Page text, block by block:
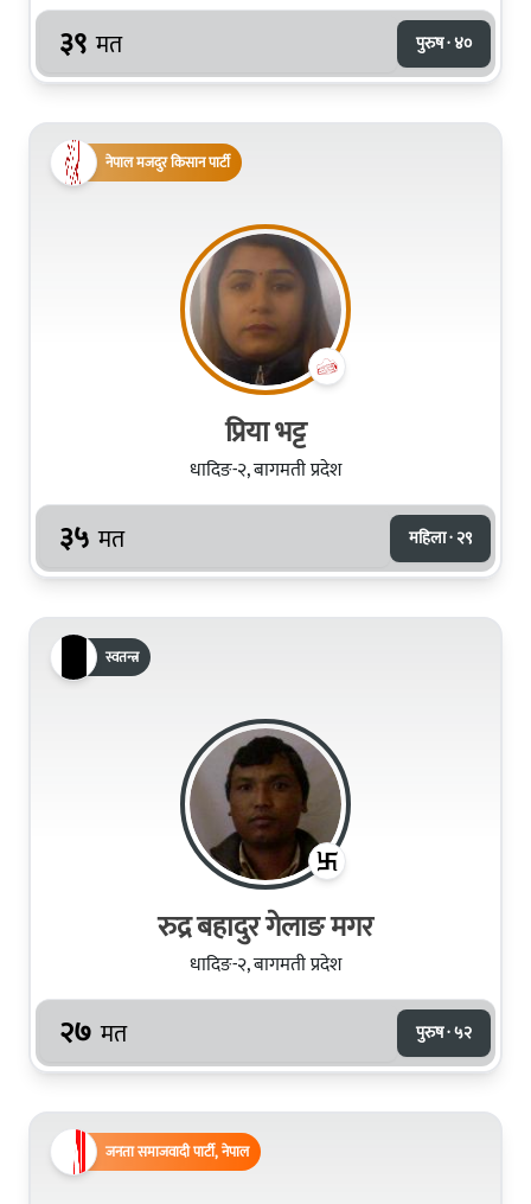
३९ मत पुरुष · ४०
नेपाल मजदुर किसान पार्टी
प्रिया भट्ट
धादिङ-२, बागमती प्रदेश
३५ मत महिला · २९
स्वतन्त्र
रुद्र बहादुर गेलाङ मगर
धादिङ-२, बागमती प्रदेश
२७ मत पुरुष · ५२
जनता समाजवादी पार्टी, नेपाल